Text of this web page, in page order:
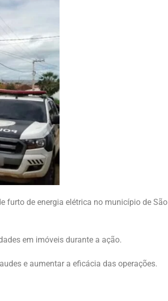
furto de energia elétrica no município de São
em imóveis durante a ação.
e aumentar a eficácia das operações.